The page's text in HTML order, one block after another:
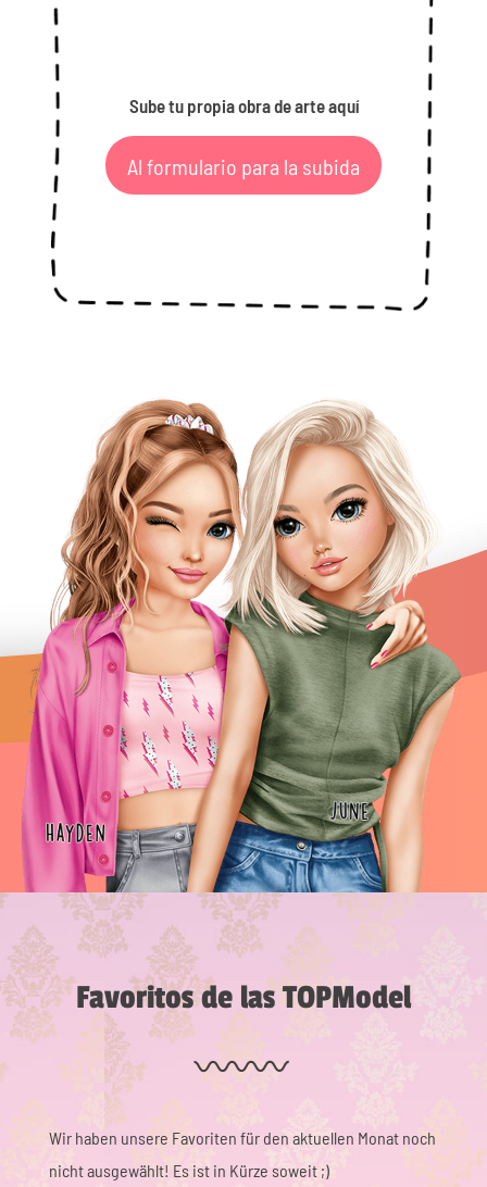
Sube tu propia obra de arte aquí
Al formulario para la subida
Favoritos de las TOPModel
Wir haben unsere Favoriten für den aktuellen Monat noch
nicht ausgewählt! Es ist in Kürze soweit ;)